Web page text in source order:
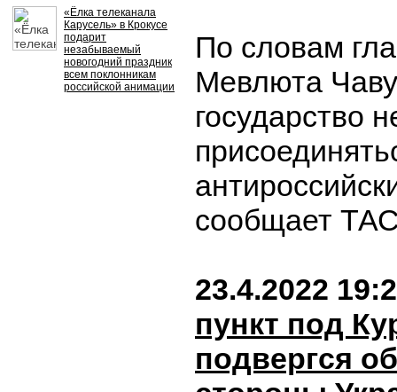
«Ёлка телеканала
Карусель» в Крокусе
подарит
незабываемый
новогодний праздник
всем поклонникам
российской анимации
По словам
Мевлюта
государство
сообщает
23.4.2022
пункт под
подвергся